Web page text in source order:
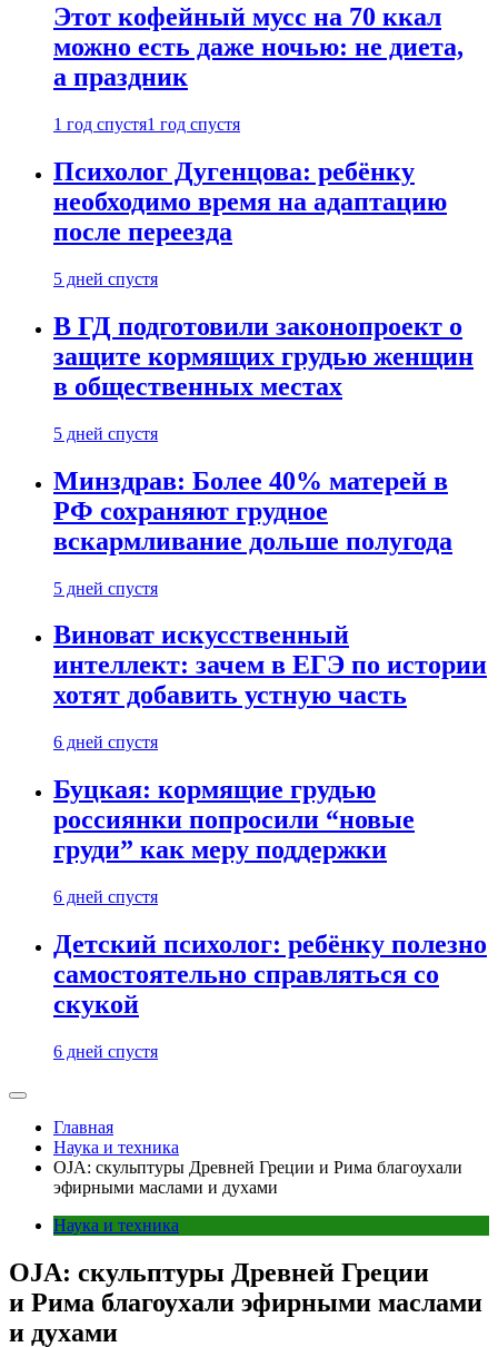
Этот кофейный мусс на 70 ккал
можно есть даже ночью: не диета,
а праздник
1 год спустя1 год спустя
Психолог Дугенцова: ребёнку
необходимо время на адаптацию
после переезда
5 дней спустя
В ГД подготовили законопроект о
защите кормящих грудью женщин
в общественных местах
5 дней спустя
Минздрав: Более 40% матерей в
РФ сохраняют грудное
вскармливание дольше полугода
5 дней спустя
Виноват искусственный
интеллект: зачем в ЕГЭ по истории
хотят добавить устную часть
6 дней спустя
Буцкая: кормящие грудью
россиянки попросили “новые
груди” как меру поддержки
6 дней спустя
Детский психолог: ребёнку полезно
самостоятельно справляться со
скукой
6 дней спустя
Главная
Наука и техника
OJA: скульптуры Древней Греции и Рима благоухали
эфирными маслами и духами
Наука и техника
OJA: скульптуры Древней Греции
и Рима благоухали эфирными маслами
и духами